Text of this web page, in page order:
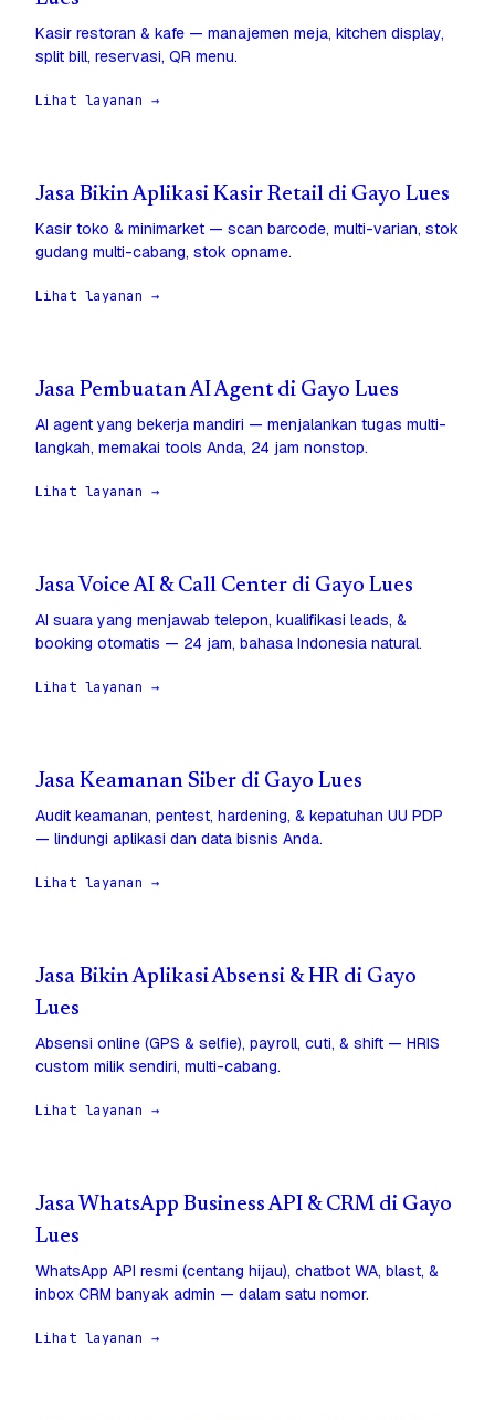
Kasir restoran & kafe — manajemen meja, kitchen display,
split bill, reservasi, QR menu.
Lihat layanan →
Jasa Bikin Aplikasi Kasir Retail di Gayo Lues
Kasir toko & minimarket — scan barcode, multi-varian, stok
gudang multi-cabang, stok opname.
Lihat layanan →
Jasa Pembuatan AI Agent di Gayo Lues
AI agent yang bekerja mandiri — menjalankan tugas multi-
langkah, memakai tools Anda, 24 jam nonstop.
Lihat layanan →
Jasa Voice AI & Call Center di Gayo Lues
AI suara yang menjawab telepon, kualifikasi leads, &
booking otomatis — 24 jam, bahasa Indonesia natural.
Lihat layanan →
Jasa Keamanan Siber di Gayo Lues
Audit keamanan, pentest, hardening, & kepatuhan UU PDP
— lindungi aplikasi dan data bisnis Anda.
Lihat layanan →
Jasa Bikin Aplikasi Absensi & HR di Gayo
Lues
Absensi online (GPS & selfie), payroll, cuti, & shift — HRIS
custom milik sendiri, multi-cabang.
Lihat layanan →
Jasa WhatsApp Business API & CRM di Gayo
Lues
WhatsApp API resmi (centang hijau), chatbot WA, blast, &
inbox CRM banyak admin — dalam satu nomor.
Lihat layanan →